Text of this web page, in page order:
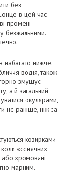
без
в цей час
промені
безжальними.
набагато нижче.
водія, також
змушує
а й загальний
окулярами,
не раніше, ніж за
козирками
«сонячних
або хромовані
марним.